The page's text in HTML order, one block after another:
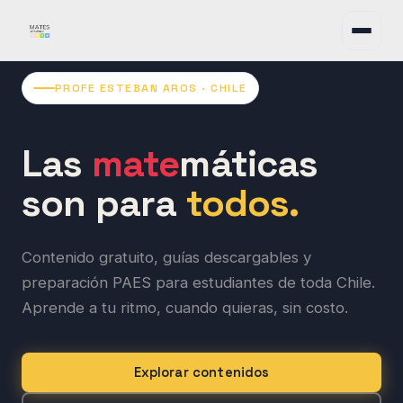
PROFE ESTEBAN AROS · CHILE
Las matemáticas
son para todos.
Contenido gratuito, guías descargables y
preparación PAES para estudiantes de toda Chile.
Aprende a tu ritmo, cuando quieras, sin costo.
Explorar contenidos